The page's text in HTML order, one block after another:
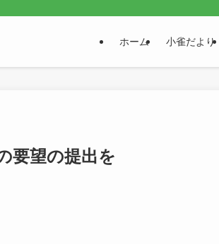
ホーム 小雀だより
要望の提出を